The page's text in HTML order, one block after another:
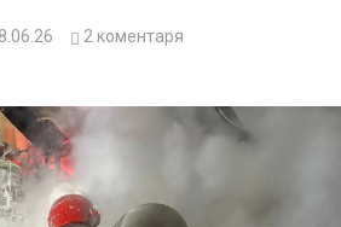
2 коментаря